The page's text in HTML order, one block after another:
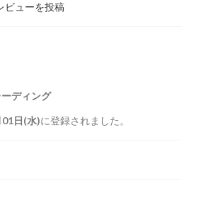
ビューを投稿
ディング
日(水)に登録されました。